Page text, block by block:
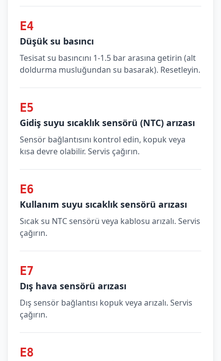
E4
Düşük su basıncı
Tesisat su basıncını 1-1.5 bar arasına getirin (alt
doldurma musluğundan su basarak). Resetleyin.
E5
Gidiş suyu sıcaklık sensörü (NTC) arızası
Sensör bağlantısını kontrol edin, kopuk veya
kısa devre olabilir. Servis çağırın.
E6
Kullanım suyu sıcaklık sensörü arızası
Sıcak su NTC sensörü veya kablosu arızalı. Servis
çağırın.
E7
Dış hava sensörü arızası
Dış sensör bağlantısı kopuk veya arızalı. Servis
çağırın.
E8